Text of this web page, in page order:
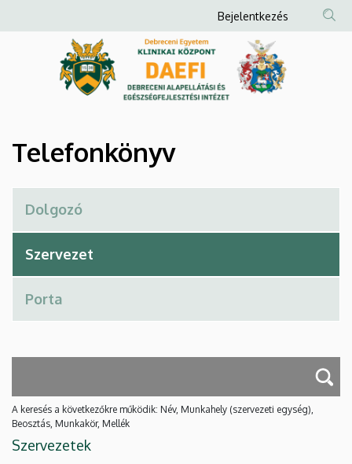
Debreceni
és
Egészségfejlesztési
Intézet
a
Anonim
Felhasználói
fiók
menüje
Bejelentkezés
Telefonkönyv
A keresés a következőkre működik: Név, Munkahely (szervezeti egység),
Beosztás, Munkakör, Mellék
Szervezetek